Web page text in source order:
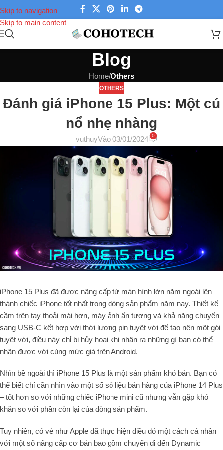
Skip to navigation
Skip to main content
Blog
Home/Others
OTHERS
Đánh giá iPhone 15 Plus: Một cú
nổ nhẹ nhàng
vuthuyVào 03/01/2024 0
iPhone 15 Plus đã được nâng cấp từ màn hình lớn năm ngoái lên
thành chiếc iPhone tốt nhất trong dòng sản phẩm năm nay. Thiết kế
cầm trên tay thoải mái hơn, máy ảnh ấn tượng và khả năng chuyển
sang USB-C kết hợp với thời lượng pin tuyệt vời để tạo nên một gói
tuyệt vời, điều này chỉ bị hủy hoại khi nhận ra những gì bạn có thể
nhận được với cùng mức giá trên Android.
Nhìn bề ngoài thì iPhone 15 Plus là một sản phẩm khó bán. Bạn có
thể biết chỉ cần nhìn vào một số số liệu bán hàng của iPhone 14 Plus
– tốt hơn so với những chiếc iPhone mini cũ nhưng vẫn gặp khó
khăn so với phần còn lại của dòng sản phẩm.
Tuy nhiên, có vẻ như Apple đã thực hiện điều đó một cách cá nhân
với một số nâng cấp cơ bản bao gồm chuyến đi đến Dynamic